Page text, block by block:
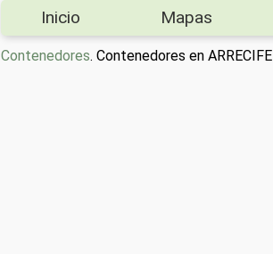
Inicio Mapas
Contenedores. Contenedores en ARRECIFE